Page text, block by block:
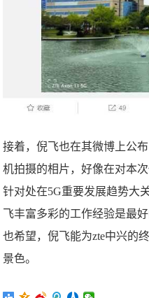
接着，倪飞也在其微博上公
机拍摄的相片，好像在对本
针对处在5G重要发展趋势大
飞丰富多彩的工作经验是最
也希望，倪飞能为zte中兴的
景色。